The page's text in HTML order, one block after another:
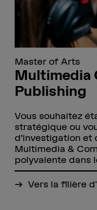
Master of Arts
Multimedia
Publishing
Vous souhaitez
stratégique ou
d’investigation et
Multimedia &
polyvalente dans
Vers la filière